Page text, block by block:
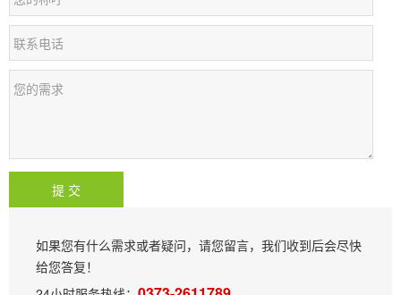
如果您有什么需求或者疑问，请您留言，我们收到后会尽快
给您答复！